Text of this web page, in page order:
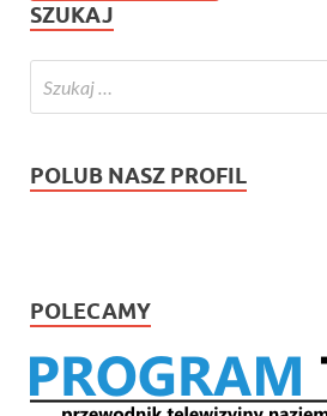
SZUKAJ
POLUB NASZ PROFIL
POLECAMY